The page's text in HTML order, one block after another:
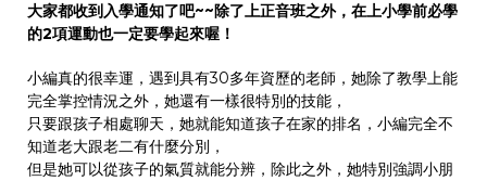
大家都收到入學通知了吧~~除了上正音班之外，在上小學前必學
的2項運動也一定要學起來喔！
小編真的很幸運，遇到具有30多年資歷的老師，她除了教學上能
完全掌控情況之外，她還有一樣很特別的技能，
只要跟孩子相處聊天，她就能知道孩子在家的排名，小編完全不
知道老大跟老二有什麼分別，
但是她可以從孩子的氣質就能分辨，除此之外，她特別強調小朋